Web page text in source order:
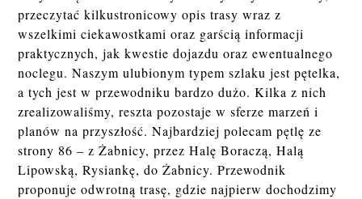
przeczytać kilkustronicowy opis trasy wraz z
wszelkimi ciekawostkami oraz garścią informacji
praktycznych, jak kwestie dojazdu oraz ewentualnego
noclegu. Naszym ulubionym typem szlaku jest pętelka,
a tych jest w przewodniku bardzo dużo. Kilka z nich
zrealizowaliśmy, reszta pozostaje w sferze marzeń i
planów na przyszłość. Najbardziej polecam pętlę ze
strony 86 – z Żabnicy, przez Halę Boraczą, Halą
Lipowską, Rysiankę, do Żabnicy. Przewodnik
proponuje odwrotną trasę, gdzie najpierw dochodzimy